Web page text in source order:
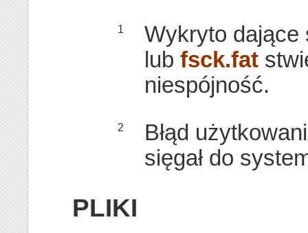
1
Wykryto dające
lub fsck.fat
niespójność.
2
Błąd
sięgał do
PLIKI